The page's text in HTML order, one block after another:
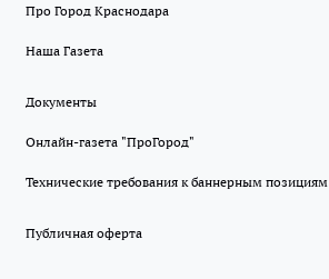
Про Город Краснодара
Наша Газета
Документы
Онлайн-газета "ПроГород"
Технические требования к баннерным позициям
Публичная оферта